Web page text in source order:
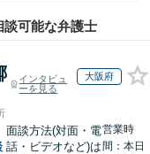
可能な弁護士
インタビュ
ーを見る
大阪府
面談方法(対面・電
話・ビデオなど)は
営業時
間：本日